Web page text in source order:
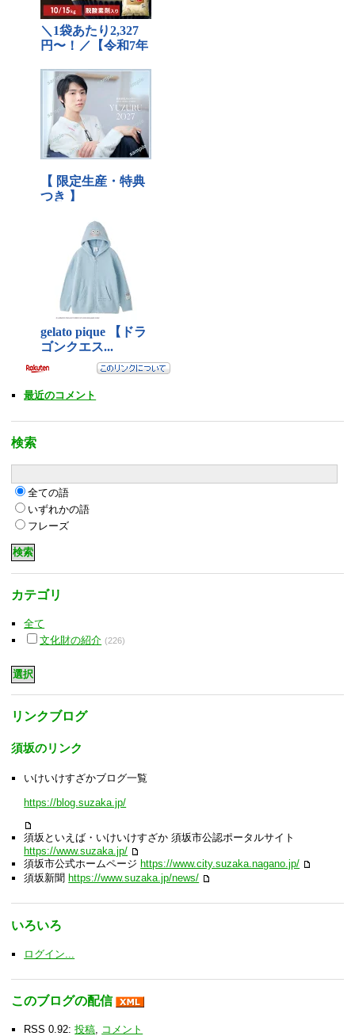
最近のコメント
検索
全ての語
いずれかの語
フレーズ
カテゴリ
全て
文化財の紹介 (226)
リンクブログ
須坂のリンク
いけいけすざかブログ一覧
https://blog.suzaka.jp/
須坂といえば・いけいけすざか 須坂市公認ポータルサイト
https://www.suzaka.jp/
須坂市公式ホームページ https://www.city.suzaka.nagano.jp/
須坂新聞 https://www.suzaka.jp/news/
いろいろ
ログイン...
このブログの配信
RSS 0.92:投稿, コメント